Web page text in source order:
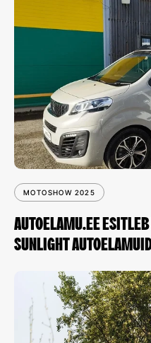
MOTOSHOW 2025
AUTOELAMU.EE
SUNLIGHT